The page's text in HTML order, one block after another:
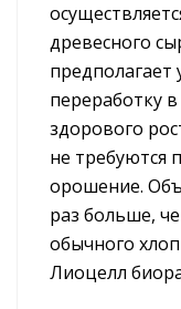
древесного
переработку
здорового
не требуются
орошение.
раз больше,
обычного
Лиоцелл